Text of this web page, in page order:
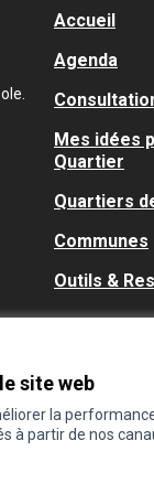
site web
la
à partir de nos
Accueil
Agenda
Mes idées
Quartier
Quartiers
Communes
Outils &